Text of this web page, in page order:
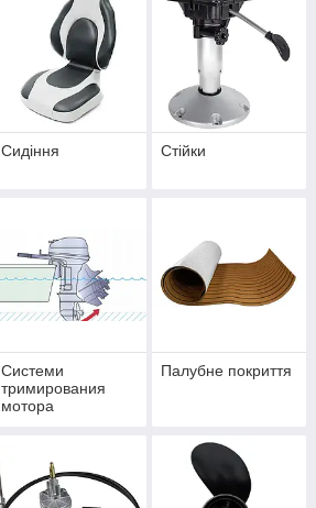
Сидіння Стійки
Системи
тримирования
мотора
Палубне покриття